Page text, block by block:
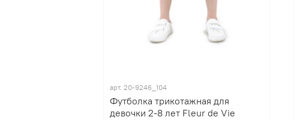
арт.20-9246_104
Футболка трикотажная для
девочки 2-8 лет Fleur de Vie